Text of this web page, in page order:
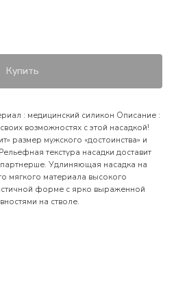
Купить
: медицинский силикон Описание :
возможностях с этой насадкой!
размер мужского «достоинства» и
текстура насадки доставит
Удлиняющая насадка на
мягкого материала высокого
форме с ярко выраженной
на стволе.